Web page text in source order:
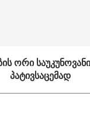
ორი
პატივსაცემად